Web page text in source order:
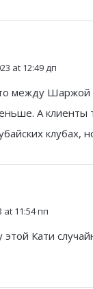
at 12:49 дп
между Шаржой
А клиенты
клубах,
at 11:54 пп
этой Кати